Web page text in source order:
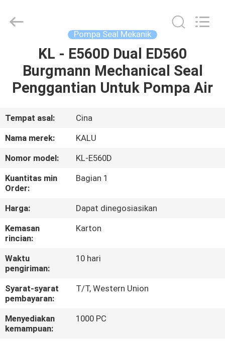
RUMAH
PRODUK
TAMPILAN
VR
TENTANG
KAMI
TUR
PABRIK
KONTROL
KUALITAS
HUBUNGI
KAMI
Rights
Pompa Seal Mekanik
KL - E560D Dual ED560
Burgmann Mechanical Seal
Penggantian Untuk Pompa Air
Tempat asal:
Cina
Nama merek:
KALU
Nomor model:
KL-E560D
Kuantitas min
Order:
Bagian 1
Harga:
Dapat dinegosiasikan
Kemasan
rincian:
Karton
Waktu
pengiriman:
10 hari
Syarat-syarat
pembayaran:
T/T, Western Union
Menyediakan
kemampuan:
1000 PC